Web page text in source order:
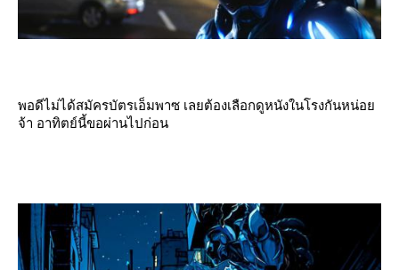
พอดีไม่ได้สมัครบัตรเอ็มพาซ เลยต้องเลือกดูหนังในโรงกันหน่อ
จ้า อาทิตย์นี้ขอผ่านไปก่อน